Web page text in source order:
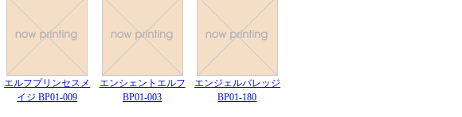
エルフプリンセスメ
イジ BP01-009
エンシェントエルフ
BP01-003
エンジェルバレッジ
BP01-180